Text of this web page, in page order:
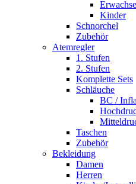
Kinder
Schnorchel
Zubehör
Atemregler
1. Stufen
2. Stufen
Komplette Sets
Schläuche
BC /
Taschen
Zubehör
Bekleidung
Damen
Herren